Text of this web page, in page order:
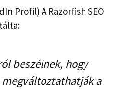
Profil) A Razorfish SEO
beszélnek, hogy
a